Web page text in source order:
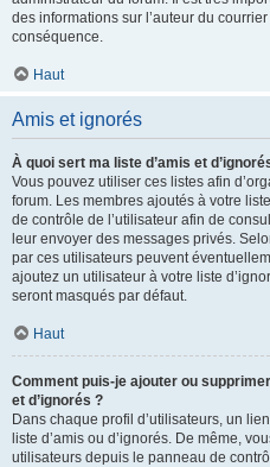
des informations sur l’auteur du
conséquence.
Haut
Amis et ignorés
À quoi sert ma liste d’amis et
Vous pouvez utiliser ces listes afin
forum. Les membres ajoutés à votre
de contrôle de l’utilisateur afin de
leur envoyer des messages privés.
par ces utilisateurs peuvent
ajoutez un utilisateur à votre liste
seront masqués par défaut.
Haut
Comment puis-je ajouter ou
et d’ignorés ?
Dans chaque profil d’utilisateurs, un
liste d’amis ou d’ignorés. De même,
utilisateurs depuis le panneau de